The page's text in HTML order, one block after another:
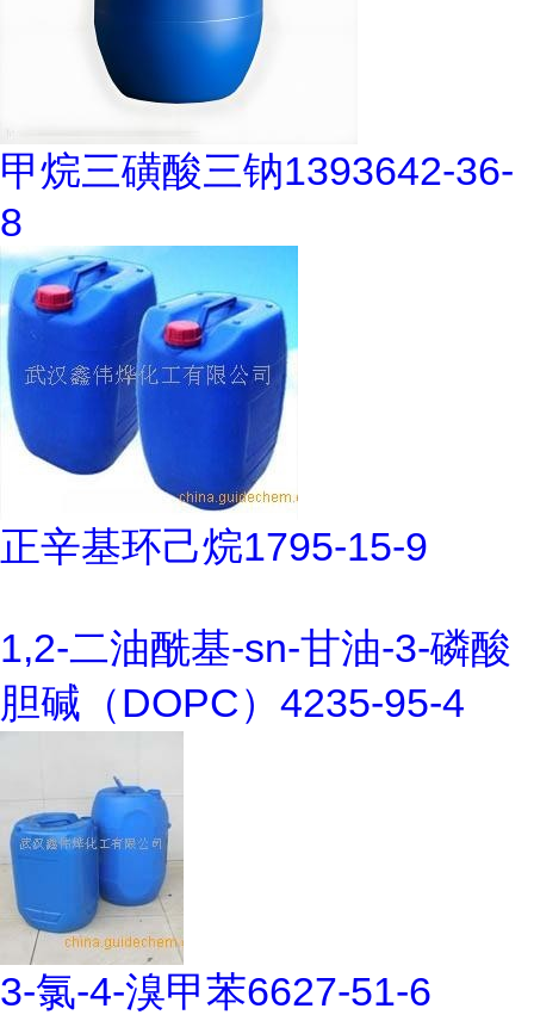
甲烷三磺酸三钠1393642-36-
8
正辛基环己烷1795-15-9
1,2-二油酰基-sn-甘油-3-磷酸
胆碱（DOPC）4235-95-4
3-氯-4-溴甲苯6627-51-6